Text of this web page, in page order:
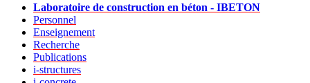
Laboratoire de construction en béton - IBETON
Personnel
Enseignement
Recherche
Publications
i-structures